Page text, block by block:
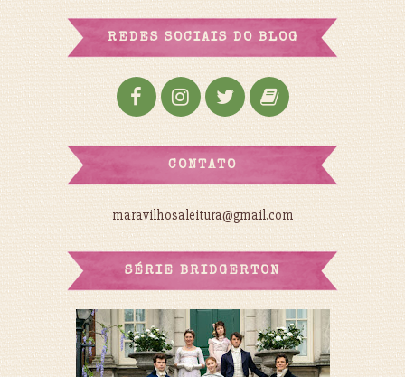
REDES SOCIAIS DO BLOG
CONTATO
maravilhosaleitura@gmail.com
SÉRIE BRIDGERTON